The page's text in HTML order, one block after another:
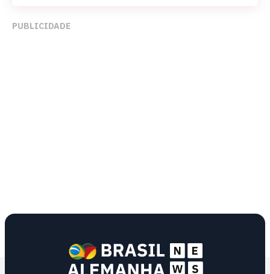
PUBLICIDADE